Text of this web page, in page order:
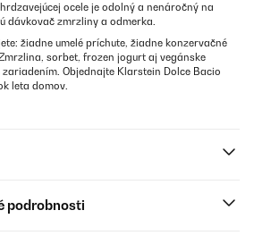
ocele je odolný a nenáročný na
dávkovač zmrzliny a odmerka.
žiadne umelé príchute, žiadne konzervačné
sorbet, frozen jogurt aj vegánske
Objednajte Klarstein Dolce Bacio
leta domov.
podrobnosti